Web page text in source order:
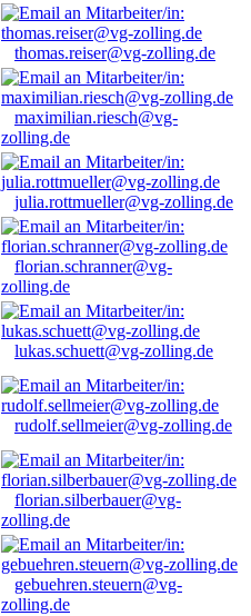
thomas.reiser@vg-zolling.de
maximilian.riesch@vg-
zolling.de
julia.rottmueller@vg-zolling.de
florian.schranner@vg-
zolling.de
lukas.schuett@vg-zolling.de
rudolf.sellmeier@vg-zolling.de
florian.silberbauer@vg-
zolling.de
gebuehren.steuern@vg-
zolling.de